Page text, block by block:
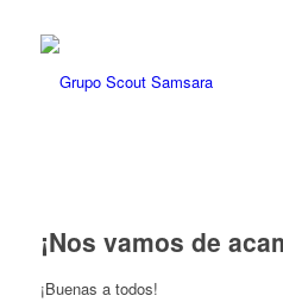
¡Nos vamos de
¡Buenas a todos!